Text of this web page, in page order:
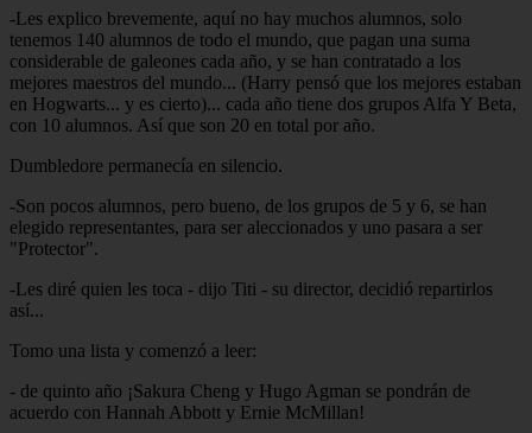
-Les explico brevemente, aquí no hay muchos alumnos, solo
tenemos 140 alumnos de todo el mundo, que pagan una suma
considerable de galeones cada año, y se han contratado a los
mejores maestros del mundo... (Harry pensó que los mejores estaban
en Hogwarts... y es cierto)... cada año tiene dos grupos Alfa Y Beta,
con 10 alumnos. Así que son 20 en total por año.
Dumbledore permanecía en silencio.
-Son pocos alumnos, pero bueno, de los grupos de 5 y 6, se han
elegido representantes, para ser aleccionados y uno pasara a ser
"Protector".
-Les diré quien les toca - dijo Titi - su director, decidió repartirlos
así...
Tomo una lista y comenzó a leer:
- de quinto año ¡Sakura Cheng y Hugo Agman se pondrán de
acuerdo con Hannah Abbott y Ernie McMillan!